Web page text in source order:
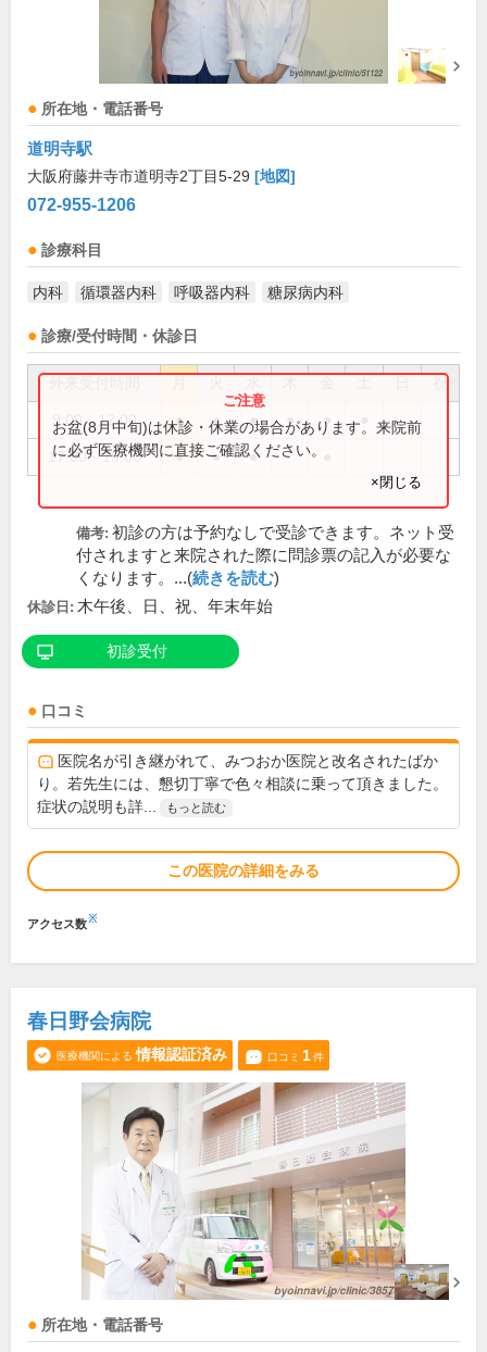
所在地・電話番号
道明寺駅
大阪府藤井寺市道明寺2丁目5-29 [地図]
072-955-1206
診療科目
内科 循環器内科 呼吸器内科 糖尿病内科
診療/受付時間・休診日
祝
9:00～12:00 ● ● ● ● ●
17:00～19:00 ● ● ●
お盆(8月中旬)は休診・休業の場合があります。来院前
に必ず医療機関に直接ご確認ください。
×閉じる
備考: 初診の方は予約なしで受診できます。ネット受
付されますと来院された際に問診票の記入が必要な
くなります。...(続きを読む)
休診日: 木午後、日、祝、年末年始
初診受付
口コミ
医院名が引き継がれて、みつおか医院と改名されたばか
り。若先生には、懇切丁寧で色々相談に乗って頂きました。
症状の説明も詳...
もっと読む
この医院の詳細をみる
アクセス数※
春日野会病院
医療機関による 情報認証済み 口コミ 1件
所在地・電話番号